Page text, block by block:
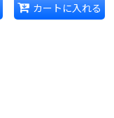
カートに入れる